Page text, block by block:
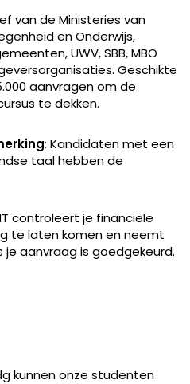
van de Ministeries van
en Onderwijs,
UWV, SBB, MBO
Geschikte
aanvragen om de
te dekken.
: Kandidaten met een
taal hebben de
controleert je financiële
te laten komen en neemt
aanvraag is goedgekeurd.
kunnen onze studenten